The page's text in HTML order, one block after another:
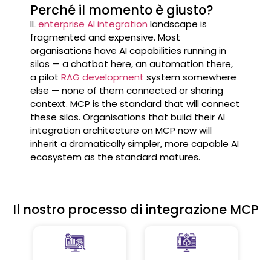
Perché il momento è giusto?
ILenterprise AI integration landscape is
fragmented and expensive. Most
organisations have AI capabilities running in
silos — a chatbot here, an automation there,
a pilot RAG development system somewhere
else — none of them connected or sharing
context. MCP is the standard that will connect
these silos. Organisations that build their AI
integration architecture on MCP now will
inherit a dramatically simpler, more capable AI
ecosystem as the standard matures.
Il nostro processo di integrazione MCP